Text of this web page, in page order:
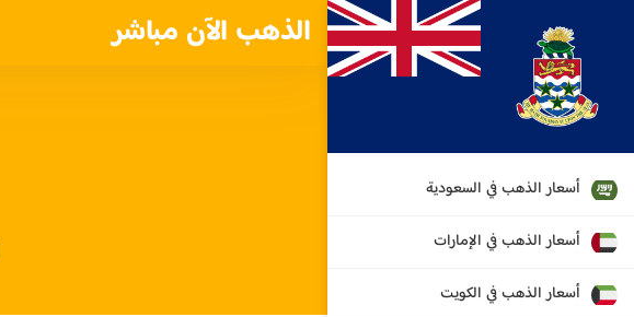
الذهب الآن مباشر
أسعار الذهب في السعودية
أسعار الذهب في الإمارات
أسعار الذهب في الكويت